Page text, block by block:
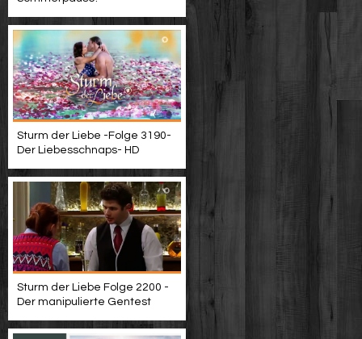
Sturm der Liebe -Folge 3190-
Der Liebesschnaps- HD
Sturm der Liebe Folge 2200 -
Der manipulierte Gentest